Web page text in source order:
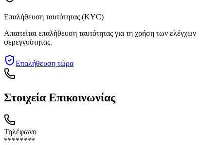
Επαλήθευση ταυτότητας (KYC)
Απαιτείται επαλήθευση ταυτότητας για τη χρήση των ελέγχων
φερεγγυότητας.
Επαλήθευση τώρα
Στοιχεία Επικοινωνίας
Τηλέφωνο
********